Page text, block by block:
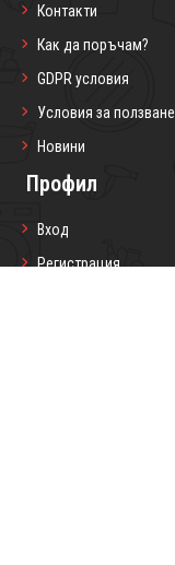
Контакти
Как да поръчам?
GDPR условия
Условия за ползване
Новини
Профил
Вход
Регистрация